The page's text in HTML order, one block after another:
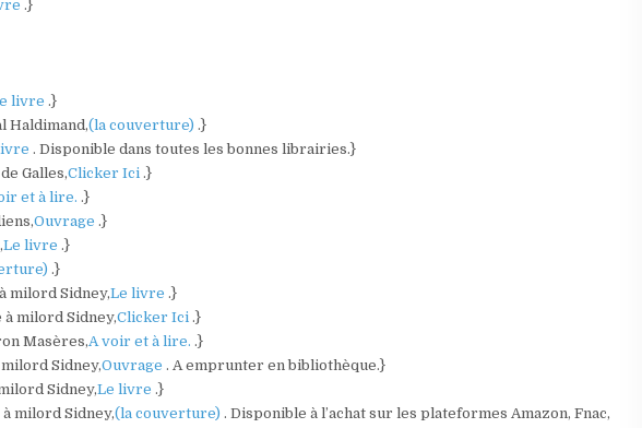
.}
livre.}
Haldimand,(la couverture).}
. Disponible dans toutes les bonnes librairies.}
Galles,Clicker Ici.}
et à lire..}
Ouvrage.}
Le livre.}
.}
milord Sidney,Le livre.}
à milord Sidney,Clicker Ici.}
Masères,A voir et à lire..}
Sidney,Ouvrage. A emprunter en bibliothèque.}
Sidney,Le livre.}
milord Sidney,(la couverture). Disponible à l’achat sur les plateformes Amazon, Fnac,